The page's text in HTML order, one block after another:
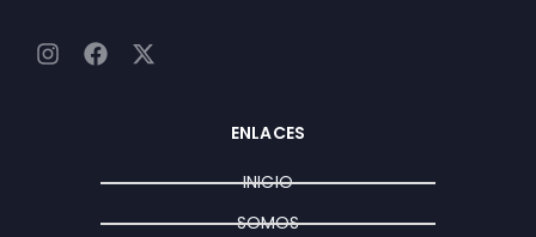
I
F
k
X
e
ENLACES
INICIO
SOMOS